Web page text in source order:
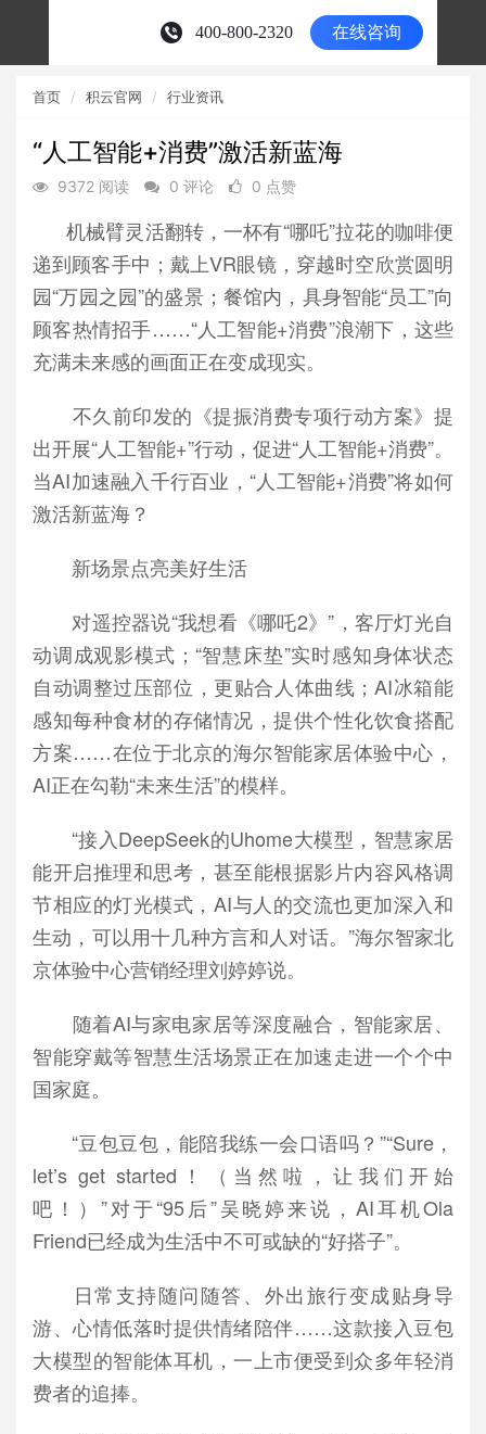
首页 积云官网 行业资讯
“人工智能+消费”激活新蓝海
9372 阅读 0 评论 0 点赞
机械臂灵活翻转，一杯有“哪吒”拉花的咖啡便
递到顾客手中；戴上VR眼镜，穿越时空欣赏圆明
园“万园之园”的盛景；餐馆内，具身智能“员工”向
顾客热情招手……“人工智能+消费”浪潮下，这些
充满未来感的画面正在变成现实。
不久前印发的《提振消费专项行动方案》提
出开展“人工智能+”行动，促进“人工智能+消费”。
当AI加速融入千行百业，“人工智能+消费”将如何
激活新蓝海？
新场景点亮美好生活
对遥控器说“我想看《哪吒2》”，客厅灯光自
动调成观影模式；“智慧床垫”实时感知身体状态
自动调整过压部位，更贴合人体曲线；AI冰箱能
感知每种食材的存储情况，提供个性化饮食搭配
方案……在位于北京的海尔智能家居体验中心，
AI正在勾勒“未来生活”的模样。
“接入DeepSeek的Uhome大模型，智慧家居
能开启推理和思考，甚至能根据影片内容风格调
节相应的灯光模式，AI与人的交流也更加深入和
生动，可以用十几种方言和人对话。”海尔智家北
京体验中心营销经理刘婷婷说。
随着AI与家电家居等深度融合，智能家居、
智能穿戴等智慧生活场景正在加速走进一个个中
国家庭。
“豆包豆包，能陪我练一会口语吗？”“Sure，
let’s get started！（当然啦，让我们开始
吧！）”对于“95后”吴晓婷来说，AI耳机Ola
Friend已经成为生活中不可或缺的“好搭子”。
日常支持随问随答、外出旅行变成贴身导
游、心情低落时提供情绪陪伴……这款接入豆包
大模型的智能体耳机，一上市便受到众多年轻消
费者的追捧。